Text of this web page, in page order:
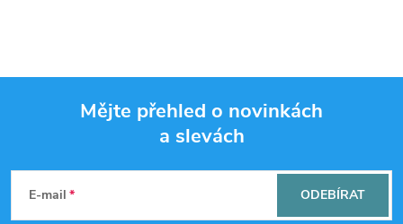
Mějte přehled o novinkách
a slevách
E-mail ODEBÍRAT